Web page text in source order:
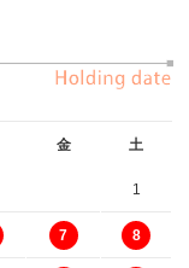
金 土
1
7 8